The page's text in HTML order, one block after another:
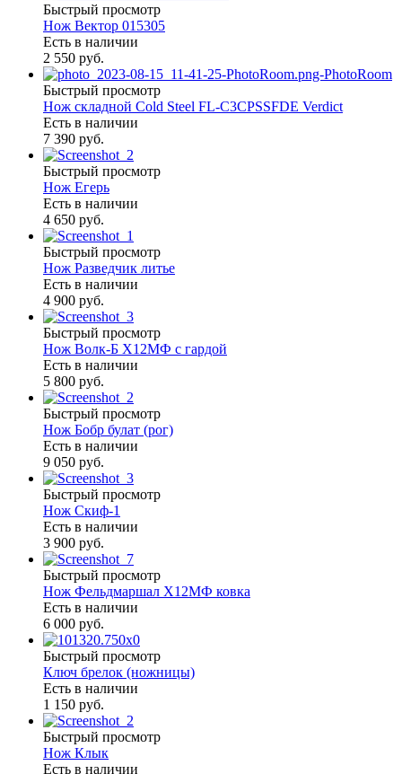
Быстрый просмотр
Нож Вектор 015305
Есть в наличии
2 550 руб.
Быстрый просмотр
Нож складной Cold Steel FL-C3CPSSFDE Verdict
Есть в наличии
7 390 руб.
Быстрый просмотр
Нож Егерь
Есть в наличии
4 650 руб.
Быстрый просмотр
Нож Разведчик литье
Есть в наличии
4 900 руб.
Быстрый просмотр
Нож Волк-Б Х12МФ с гардой
Есть в наличии
5 800 руб.
Быстрый просмотр
Нож Бобр булат (рог)
Есть в наличии
9 050 руб.
Быстрый просмотр
Нож Скиф-1
Есть в наличии
3 900 руб.
Быстрый просмотр
Нож Фельдмаршал Х12МФ ковка
Есть в наличии
6 000 руб.
Быстрый просмотр
Ключ брелок (ножницы)
Есть в наличии
1 150 руб.
Быстрый просмотр
Нож Клык
Есть в наличии